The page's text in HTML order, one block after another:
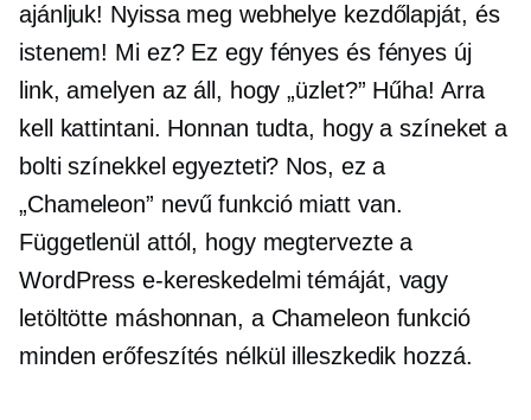
ajánljuk! Nyissa meg webhelye kezdőlapját, és
istenem! Mi ez? Ez egy fényes és fényes új
link, amelyen az áll, hogy „üzlet?” Hűha! Arra
kell kattintani. Honnan tudta, hogy a színeket a
bolti színekkel egyezteti? Nos, ez a
„Chameleon” nevű funkció miatt van.
Függetlenül attól, hogy megtervezte a
WordPress e-kereskedelmi témáját, vagy
letöltötte máshonnan, a Chameleon funkció
minden erőfeszítés nélkül illeszkedik hozzá.